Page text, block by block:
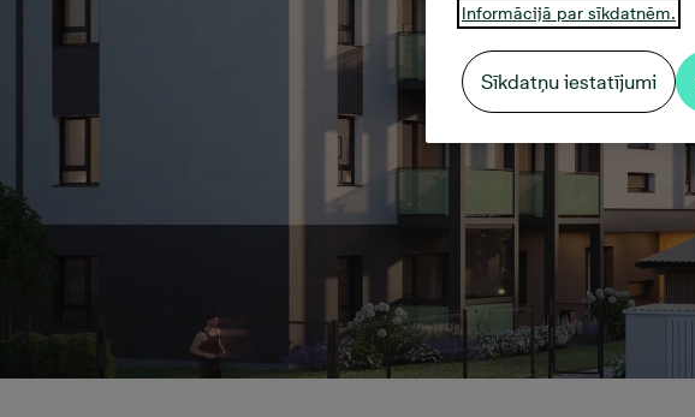
Informācijā par sīkdatnēm.
Sīkdatņu iestatījumi